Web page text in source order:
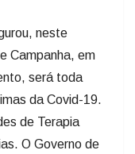
neste
Campanha, em
será toda
da Covid-19.
de Terapia
O Governo de